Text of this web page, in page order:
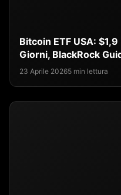
Bitcoin ETF USA:
Giorni, BlackRock
23 Aprile 20265 min lettura